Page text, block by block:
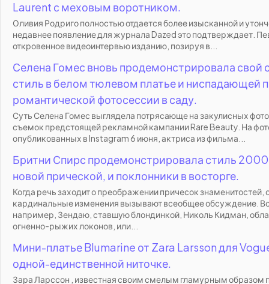
Laurent с меховым воротником.
Оливия Родриго полностью отдается более изысканной и
недавнее появление для журнала Dazed это подтверждает.
откровенное видеоинтервью изданию, позируя в...
Селена Гомес вновь продемонстрировала свой
стиль в белом тюлевом платье и ниспадающей
романтической фотосессии в саду.
Суть Селена Гомес выглядела потрясающе на закулисных
съемок предстоящей рекламной кампании Rare Beauty. На
опубликованных в Instagram 6 июня, актриса из фильма...
Бритни Спирс продемонстрировала стиль
новой прической, и поклонники в восторге.
Когда речь заходит о преображении причесок
кардинальные изменения вызывают всеобщее обсуждение.
например, Зендаю, ставшую блондинкой, Николь Кидман,
огненно-рыжих локонов, или...
Мини-платье Blumarine от Zara Larsson для
одной-единственной ниточке.
Зара Ларссон , известная своим смелым гламурным образом